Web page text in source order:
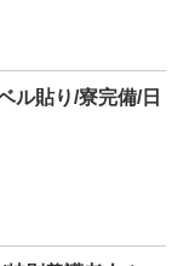
ル貼り/寮完備/日